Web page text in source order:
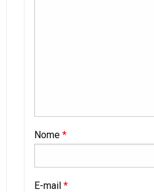
Nome *
E-mail *